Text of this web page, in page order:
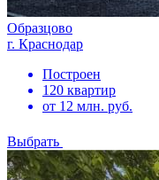
Образцово
г. Краснодар
Построен
120 квартир
от 12 млн. руб.
Выбрать